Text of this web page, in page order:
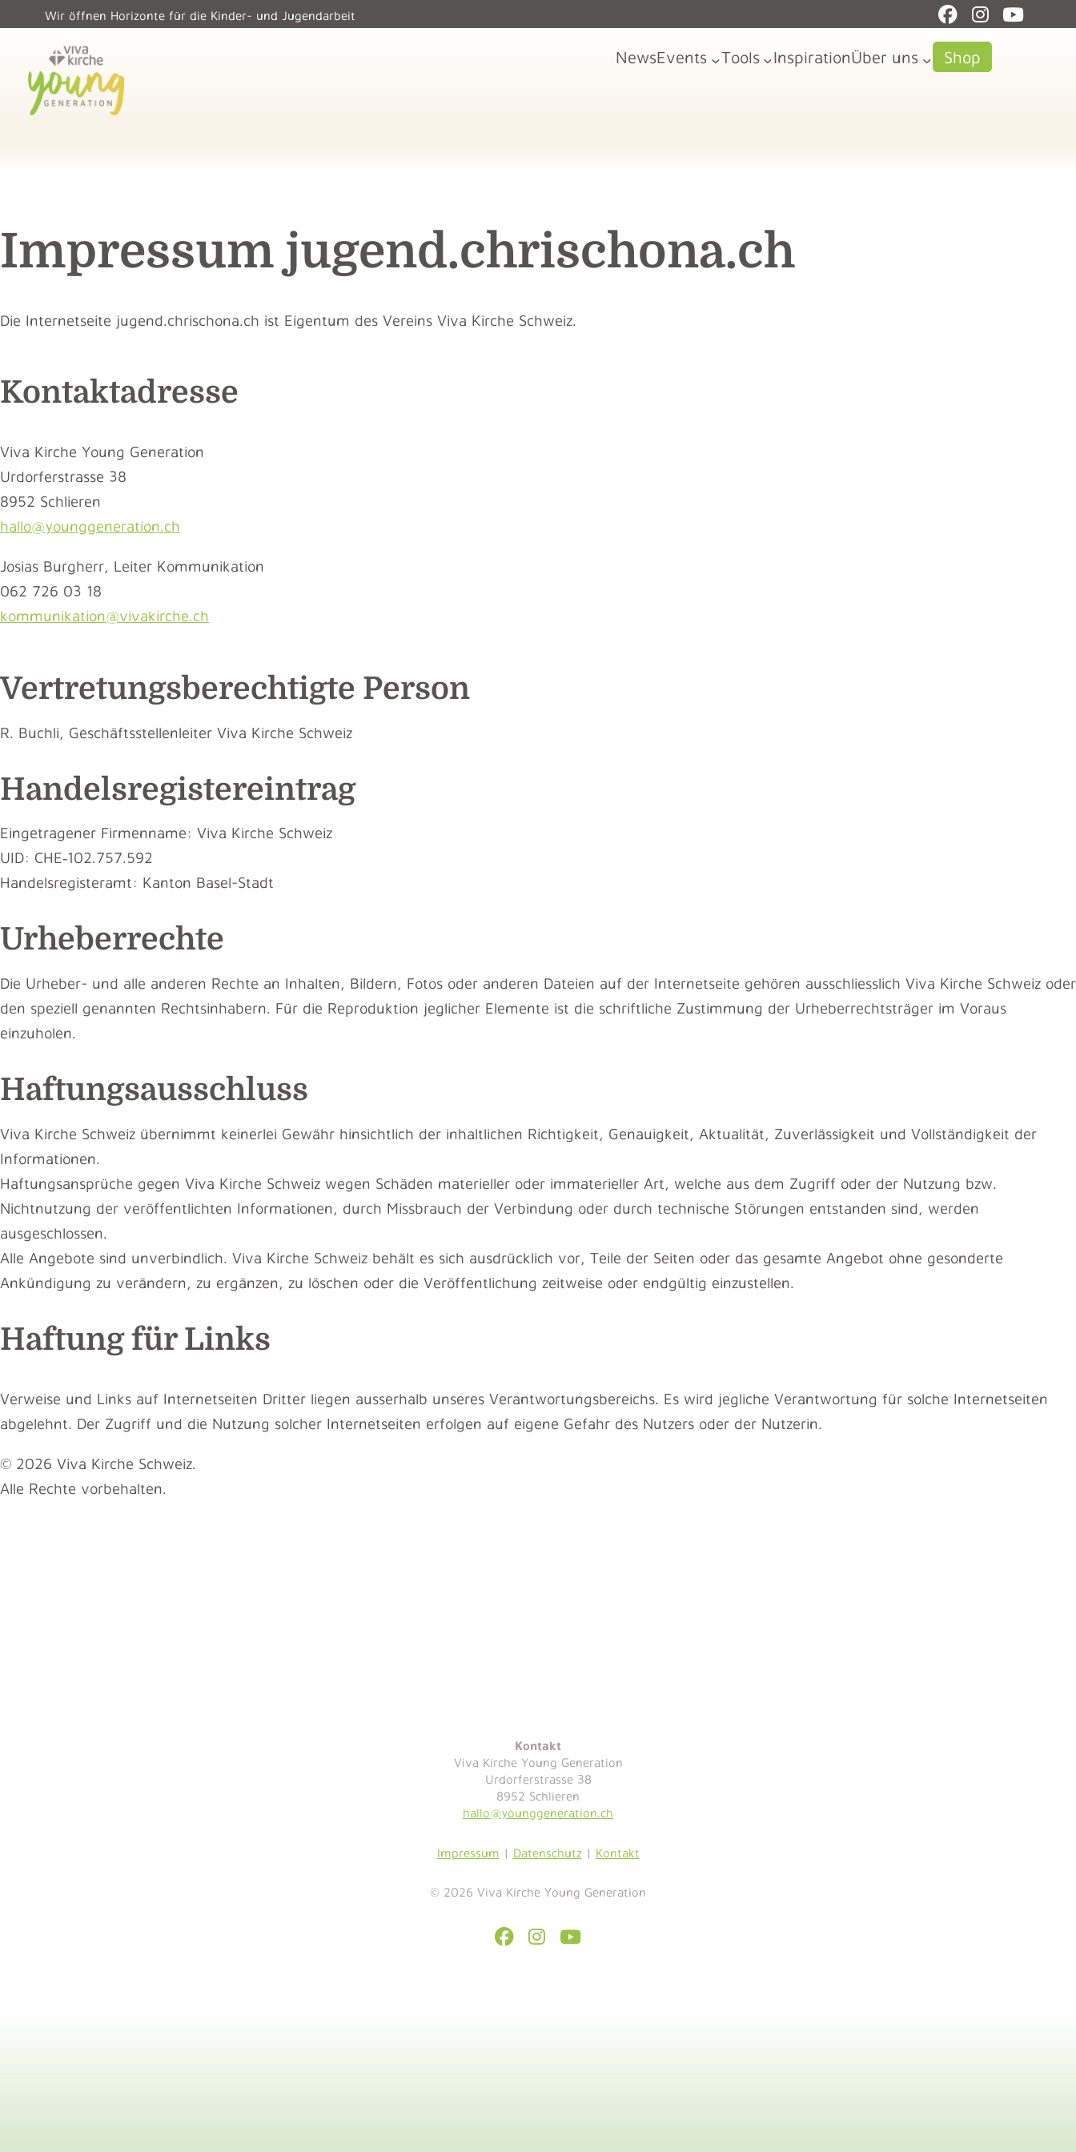
Wir öffnen Horizonte für die Kinder- und Jugendarbeit
NewsEvents Tools InspirationÜber uns Shop
Impressum jugend.chrischona.ch
Die Internetseite jugend.chrischona.ch ist Eigentum des Vereins Viva Kirche Schweiz.
Kontaktadresse
Viva Kirche Young Generation
Urdorferstrasse 38
8952 Schlieren
hallo@younggeneration.ch
Josias Burgherr, Leiter Kommunikation
062 726 03 18
kommunikation@vivakirche.ch
Vertretungsberechtigte Person
R. Buchli, Geschäftsstellenleiter Viva Kirche Schweiz
Handelsregistereintrag
Eingetragener Firmenname: Viva Kirche Schweiz
UID: CHE‑102.757.592
Handelsregisteramt: Kanton Basel-Stadt
Urheberrechte
Die Urheber- und alle anderen Rechte an Inhalten, Bildern, Fotos oder anderen Dateien auf der Internetseite gehören ausschliesslich Viva Kirche Schweiz oder
den speziell genannten Rechtsinhabern. Für die Reproduktion jeglicher Elemente ist die schriftliche Zustimmung der Urheberrechtsträger im Voraus
einzuholen.
Haftungsausschluss
Viva Kirche Schweiz übernimmt keinerlei Gewähr hinsichtlich der inhaltlichen Richtigkeit, Genauigkeit, Aktualität, Zuverlässigkeit und Vollständigkeit der
Informationen.
Haftungsansprüche gegen Viva Kirche Schweiz wegen Schäden materieller oder immaterieller Art, welche aus dem Zugriff oder der Nutzung bzw.
Nichtnutzung der veröffentlichten Informationen, durch Missbrauch der Verbindung oder durch technische Störungen entstanden sind, werden
ausgeschlossen.
Alle Angebote sind unverbindlich. Viva Kirche Schweiz behält es sich ausdrücklich vor, Teile der Seiten oder das gesamte Angebot ohne gesonderte
Ankündigung zu verändern, zu ergänzen, zu löschen oder die Veröffentlichung zeitweise oder endgültig einzustellen.
Haftung für Links
Verweise und Links auf Internetseiten Dritter liegen ausserhalb unseres Verantwortungsbereichs. Es wird jegliche Verantwortung für solche Internetseiten
abgelehnt. Der Zugriff und die Nutzung solcher Internetseiten erfolgen auf eigene Gefahr des Nutzers oder der Nutzerin.
© 2026 Viva Kirche Schweiz.
Alle Rechte vorbehalten.
Kontakt
Viva Kirche Young Generation
Urdorferstrasse 38
8952 Schlieren
hallo@younggeneration.ch
Impressum | Datenschutz| Kontakt
© 2026 Viva Kirche Young Generation